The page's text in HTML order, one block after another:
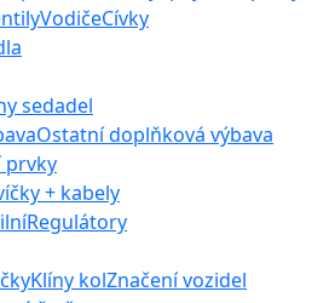
VodičeCívky
sedadel
Ostatní doplňková výbava
prvky
+ kabely
Regulátory
Klíny kolZnačení vozidel